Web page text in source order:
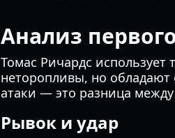
Анализ
Томас Ричардс использует
неторопливы, но
атаки — это разница
Рывок и удар